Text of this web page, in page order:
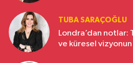
TUBA SARAÇOĞLU
Londra’dan
ve küresel